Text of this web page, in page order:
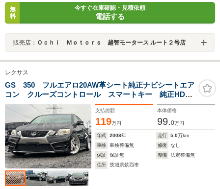
無
料
今すぐ在庫確認・見積依頼
電話する
販売店： Ｏｃｈｉ Ｍｏｔｏｒｓ 越智モータース ルート２号店
レクサス
GS 350 フルエアロ20AW革シート純正ナビシートエア
コン クルーズコントロール スマートキー 純正HDD
ナビ ミュージックサーバー バックカメラ ETC パ
ワーシート シートメモリー HIDヘッドライト オート
ライト
支払総額
119万円
本体価格
99.0万円
年式 2008年 走行 5.0万km
車検
車検整備無 修復
なし
保証
保証無 整備
法定整備無
住所
茨城県筑西市